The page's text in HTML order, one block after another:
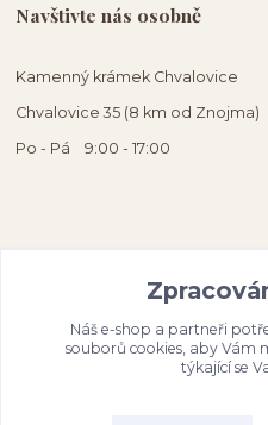
Navštivte nás osobně
Kamenný krámek Chvalovice
Chvalovice 35 (8 km od Znojma)
Po - Pá 9:00 - 17:00
Náš e-shop a partneři
souborů cookies, aby Vám
týkající se